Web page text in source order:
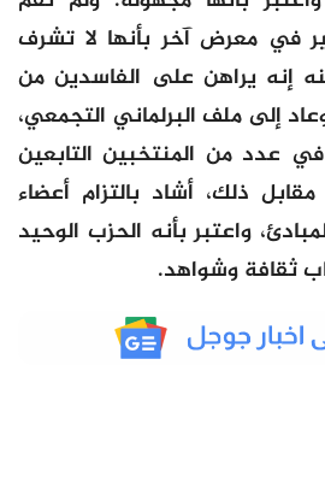
في معرض آخر بأنها لا تشرف
إنه يراهن على الفاسدين من
إلى ملف البرلماني التجمعي،
عدد من المنتخبين التابعين
ذلك، أشاد بالتزام أعضاء
واعتبر بأنه الحزب الوحيد
ثقافة وشواهد.